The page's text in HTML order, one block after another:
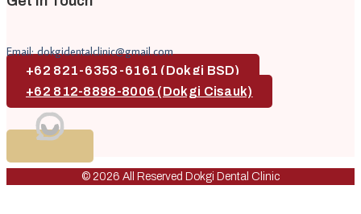
Email: dokgidentalclinic@gmail.com
+62 821-6353-6161 (Dokgi BSD)
+62 812-8898-8006 (Dokgi Cisauk)
© 2026 All Reserved Dokgi Dental Clinic